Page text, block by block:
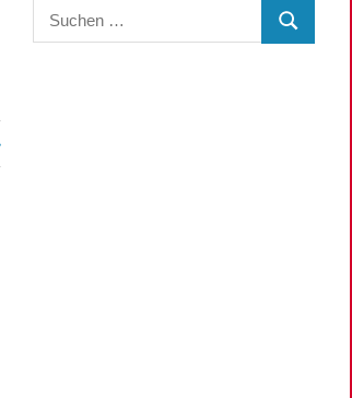
Suchen
nach:
SUCHEN